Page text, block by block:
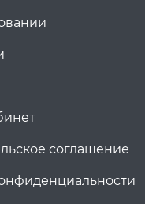
соглашение